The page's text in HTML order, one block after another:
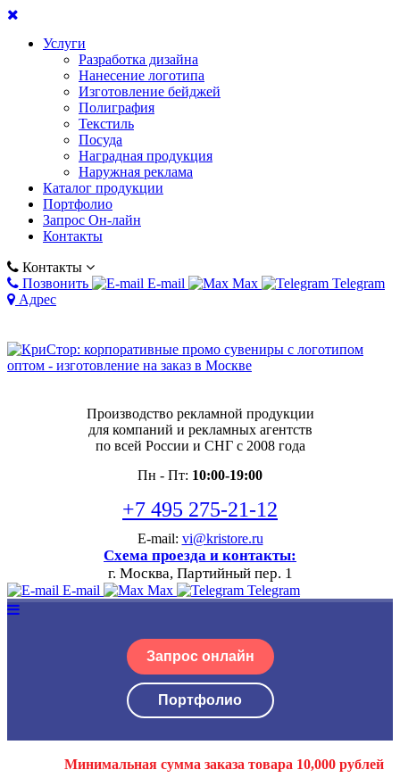
Услуги
Разработка дизайна
Нанесение логотипа
Изготовление бейджей
Полиграфия
Текстиль
Посуда
Наградная продукция
Наружная реклама
Каталог продукции
Портфолио
Запрос Он-лайн
Контакты
Контакты
Позвонить
E-mail Max
Telegram
Адрес
Производство рекламной продукции
для компаний и рекламных агентств
по всей России и СНГ с 2008 года
Пн - Пт: 10:00-19:00
+7 495 275-21-12
E-mail: vi@kristore.ru
Схема проезда и контакты:
г. Москва, Партийный пер. 1
E-mail Max Telegram
Запрос онлайн
Портфолио
Минимальная сумма заказа товара 10,000 рублей